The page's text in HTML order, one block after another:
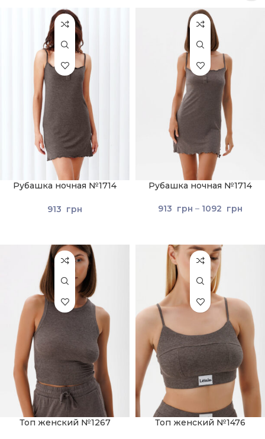
Рубашка ночная №1714
913 грн
Рубашка ночная №1714
913 грн – 1092 грн
Топ женский №1267 Топ женский №1476